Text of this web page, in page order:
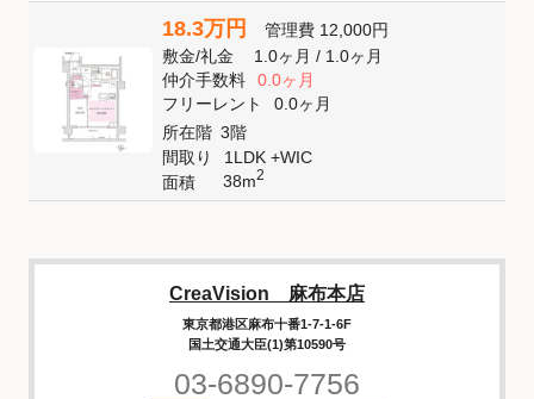
18.3万円 管理費 12,000円
敷金/礼金 1.0ヶ月/ 1.0ヶ月
仲介手数料
0.0ヶ月
フリーレント
0.0ヶ月
所在階 3階
間取り
1LDK +WIC
面積
38m2
CreaVision 麻布本店
東京都港区麻布十番1-7-1-6F
国土交通大臣(1)第10590号
03-6890-7756